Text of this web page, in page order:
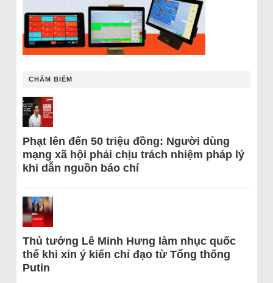
CHÂM BIẾM
Phạt lên đến 50 triệu đồng: Người dùng
mạng xã hội phải chịu trách nhiệm pháp lý
khi dẫn nguồn báo chí
Thủ tướng Lê Minh Hưng làm nhục quốc
thể khi xin ý kiến chỉ đạo từ Tổng thống
Putin